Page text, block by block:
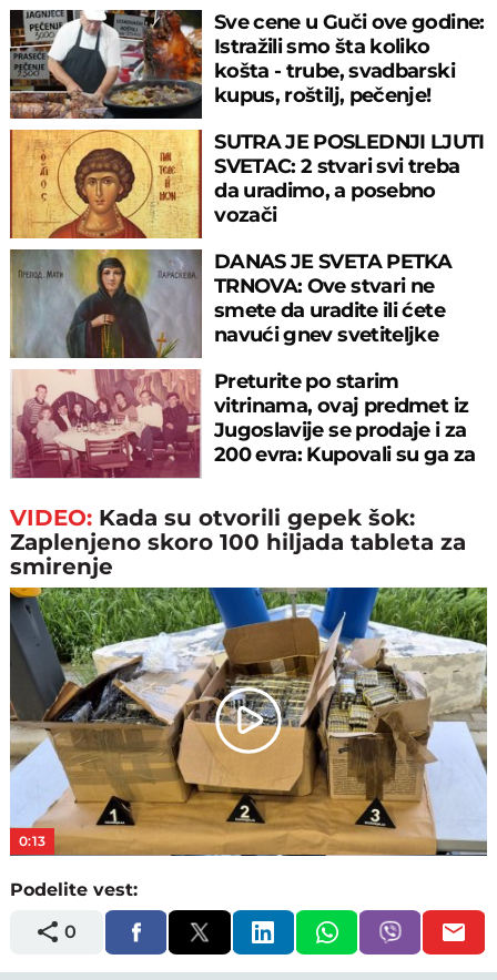
Sve cene u Guči ove godine:
Istražili smo šta koliko
košta - trube, svadbarski
kupus, roštilj, pečenje!
SUTRA JE POSLEDNJI LJUTI
SVETAC: 2 stvari svi treba
da uradimo, a posebno
vozači
DANAS JE SVETA PETKA
TRNOVA: Ove stvari ne
smete da uradite ili ćete
navući gnev svetiteljke
Preturite po starim
vitrinama, ovaj predmet iz
Jugoslavije se prodaje i za
200 evra: Kupovali su ga za
VIDEO: Kada su otvorili gepek šok:
Zaplenjeno skoro 100 hiljada tableta za
smirenje
Play
Video
0:13
Podelite vest:
0